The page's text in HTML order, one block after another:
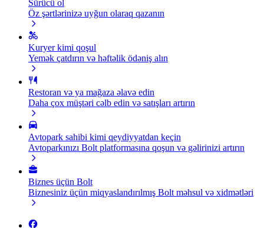
Sürücü ol
Öz şərtlərinizə uyğun olaraq qazanın
Kuryer kimi qoşul
Yemək çatdırın və həftəlik ödəniş alın
Restoran və ya mağaza əlavə edin
Daha çox müştəri cəlb edin və satışları artırın
Avtopark sahibi kimi qeydiyyatdan keçin
Avtoparkınızı Bolt platformasına qoşun və gəlirinizi artırın
Biznes üçün Bolt
Biznesiniz üçün miqyaslandırılmış Bolt məhsul və xidmətləri